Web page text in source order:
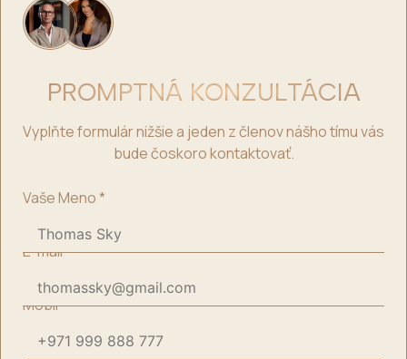
PROMPTNÁ KONZULTÁCIA
Vyplňte formulár nižšie a jeden z členov nášho tímu vás
bude čoskoro kontaktovať.
Vaše Meno*
E-mail*
Mobil*